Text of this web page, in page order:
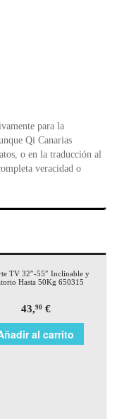
para la
Qi Canarias
o en la traducción al
veracidad o
TV 32″-55″ Inclinable y
Hasta 50Kg 650315
43,90€
al carrito